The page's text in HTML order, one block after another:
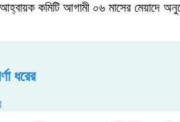
কমিটি আগামী ০৬ মাসের
ধরের